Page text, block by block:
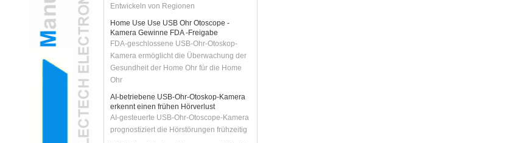
Kamera Gewinne FDA -Freigabe
FDA-geschlossene USB-Ohr-Otoskop-
Kamera ermöglicht die Überwachung der
Gesundheit der Home Ohr für die Home
Ohr
erkennt einen frühen Hörverlust
AI-gesteuerte USB-Ohr-Otoscope-Kamera
prognostiziert die Hörstörungen frühzeitig